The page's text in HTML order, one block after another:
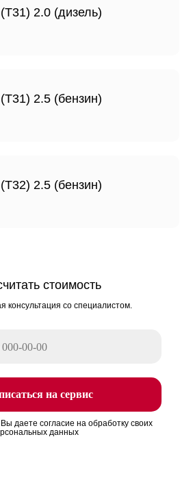
2.0 (дизель)
2.5 (бензин)
2.5 (бензин)
на сервис
стоимость
даете согласие на обработку своих
данных
консультация со специалистом.